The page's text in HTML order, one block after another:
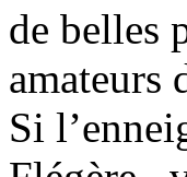
de belles
amateurs
Si